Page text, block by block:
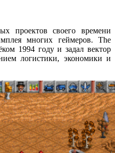
проектов своего времени
многих геймеров. The
1994 году и задал вектор
логистики, экономики и